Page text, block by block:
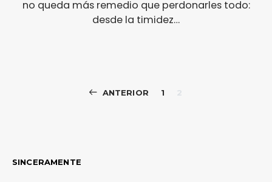
no queda más remedio que perdonarles todo:
desde la timidez…
Paginación
ANTERIOR 1 2
SINCERAMENTE